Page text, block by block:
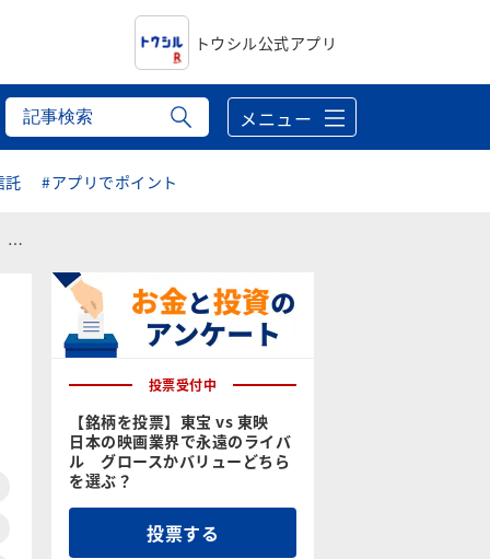
トウシル公式アプリ
メニュー
託 #アプリでポイント
投票受付中
【銘柄を投票】東宝 vs 東映
日本の映画業界で永遠のライバ
ル グロースかバリューどちら
を選ぶ？
投票する